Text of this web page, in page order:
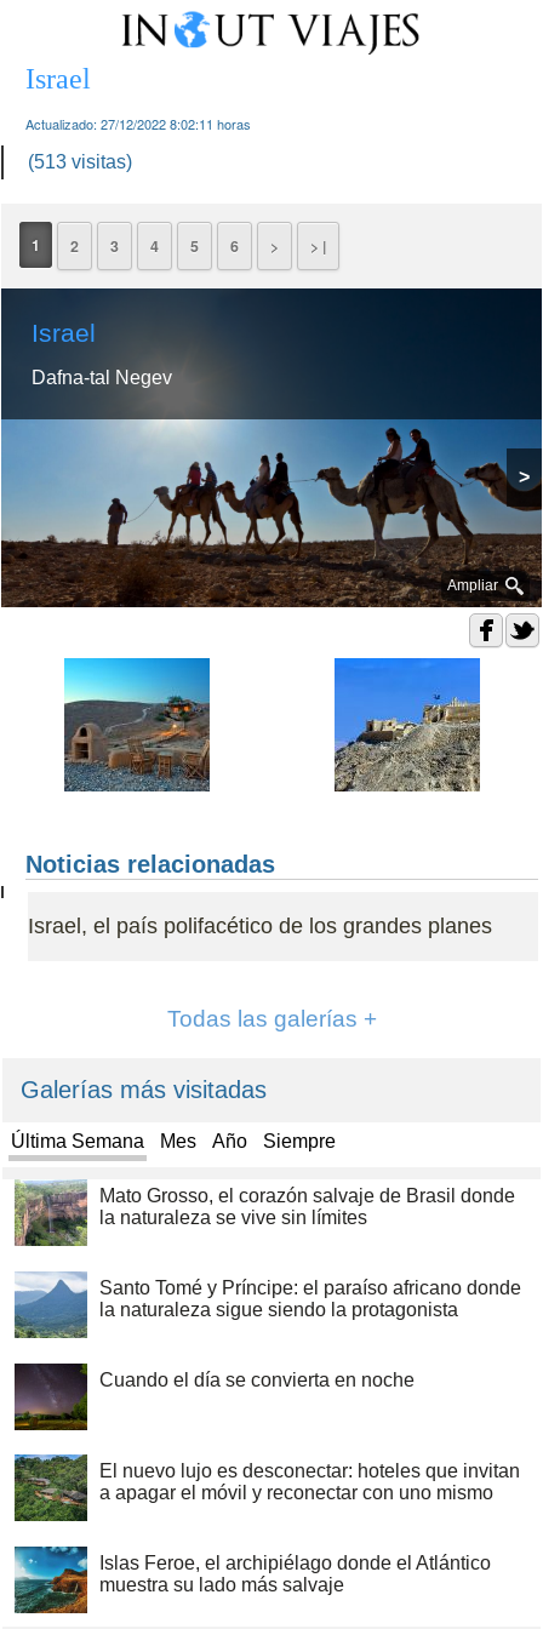
Israel
Actualizado: 27/12/2022 8:02:11 horas
(513 visitas)
1 2 3 4 5 6 > > |
Israel
Dafna-tal Negev
Ampliar
>
Noticias relacionadas
Israel, el país polifacético de los grandes planes
Todas las galerías +
Galerías más visitadas
Última Semana Mes Año Siempre
Mato Grosso, el corazón salvaje de Brasil donde
la naturaleza se vive sin límites
Santo Tomé y Príncipe: el paraíso africano donde
la naturaleza sigue siendo la protagonista
Cuando el día se convierta en noche
El nuevo lujo es desconectar: hoteles que invitan
a apagar el móvil y reconectar con uno mismo
Islas Feroe, el archipiélago donde el Atlántico
muestra su lado más salvaje